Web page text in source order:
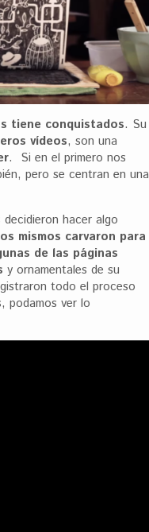
tiene conquistados. Su
vídeos, son una
. Si en el primero nos
pero se centran en una
hacer algo
mismos carvaron para
de las páginas
y ornamentales de su
todo el proceso
podamos ver lo